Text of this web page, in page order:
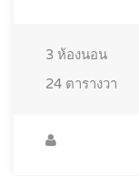
3 ห้องนอน
24 ตารางวา